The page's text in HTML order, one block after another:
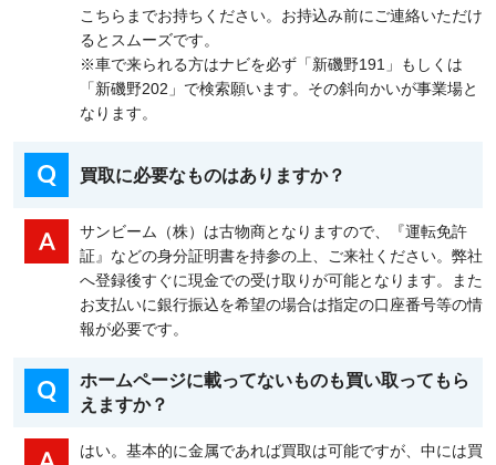
こちらまでお持ちください。お持込み前にご連絡いただけ
るとスムーズです。
※車で来られる方はナビを必ず「新磯野191」もしくは
「新磯野202」で検索願います。その斜向かいが事業場と
なります。
買取に必要なものはありますか？
サンビーム（株）は古物商となりますので、『運転免許
証』などの身分証明書を持参の上、ご来社ください。弊社
へ登録後すぐに現金での受け取りが可能となります。また
お支払いに銀行振込を希望の場合は指定の口座番号等の情
報が必要です。
ホームページに載ってないものも買い取ってもら
えますか？
はい。基本的に金属であれば買取は可能ですが、中には買